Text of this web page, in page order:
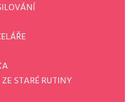
ZE STARÉ RUTINY